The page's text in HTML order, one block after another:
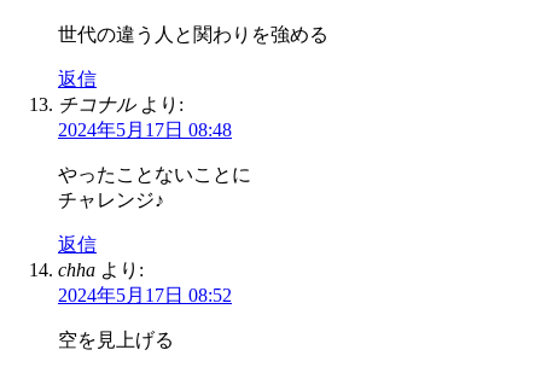
世代の違う人と関わりを強める
返信
チコナル より:
2024年5月17日 08:48
やったことないことに
チャレンジ♪
返信
chha より:
2024年5月17日 08:52
空を見上げる